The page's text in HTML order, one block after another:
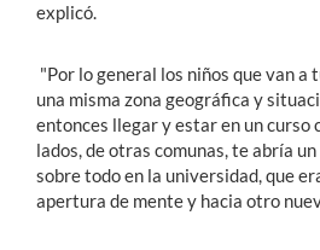
explicó.
"Por lo general los niños que van a
una misma zona geográfica y
entonces llegar y estar en un curso
lados, de otras comunas, te abría
sobre todo en la universidad, que
apertura de mente y hacia otro